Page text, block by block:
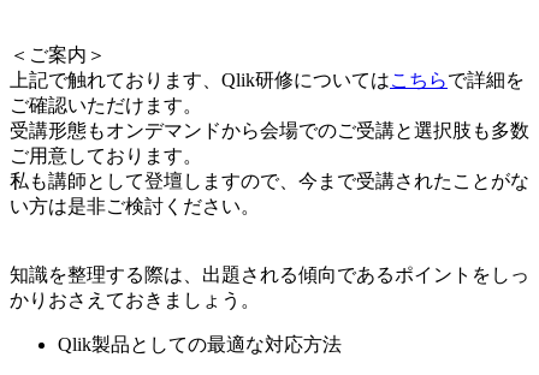
＜ご案内＞
上記で触れております、Qlik研修についてはこちらで詳細を
ご確認いただけます。
受講形態もオンデマンドから会場でのご受講と選択肢も多数
ご用意しております。
私も講師として登壇しますので、今まで受講されたことがな
い方は是非ご検討ください。
知識を整理する際は、出題される傾向であるポイントをしっ
かりおさえておきましょう。
Qlik製品としての最適な対応方法